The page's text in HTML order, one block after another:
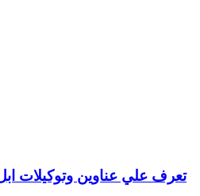
تعرف علي عناوين وتوكيلات